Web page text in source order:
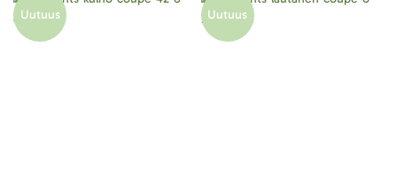
Uutuus Uutuus